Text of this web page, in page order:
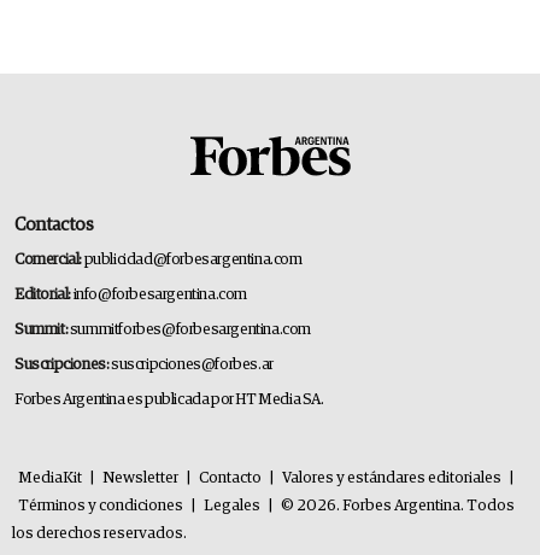
Contactos
Comercial:publicidad@forbesargentina.com
Editorial:info@forbesargentina.com
Summit:summitforbes@forbesargentina.com
Suscripciones:suscripciones@forbes.ar
Forbes Argentina es publicada por HT Media SA.
MediaKit Newsletter Contacto Valores y estándares editoriales
Términos y condiciones
Legales
© 2026. Forbes Argentina. Todos
los derechos reservados.